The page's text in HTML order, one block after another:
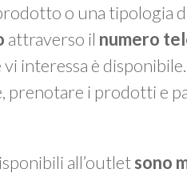
o una tipologia
attraverso il numero
vi interessa è disponibile.
prenotare i prodotti e
all’outletsono